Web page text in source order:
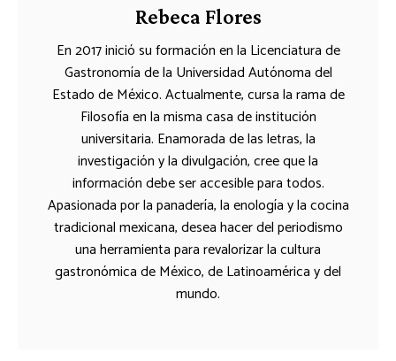
Rebeca Flores
En 2017 inició su formación en la Licenciatura de
Gastronomía de la Universidad Autónoma del
Estado de México. Actualmente, cursa la rama de
Filosofía en la misma casa de institución
universitaria. Enamorada de las letras, la
investigación y la divulgación, cree que la
información debe ser accesible para todos.
Apasionada por la panadería, la enología y la cocina
tradicional mexicana, desea hacer del periodismo
una herramienta para revalorizar la cultura
gastronómica de México, de Latinoamérica y del
mundo.